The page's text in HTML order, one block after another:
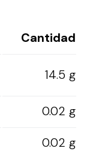
Cantidad
14.5 g
0.02 g
0.02 g